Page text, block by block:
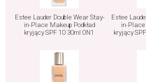
Estee Lauder Double Wear Stay-
in-Place Makeup Podkład
kryjący SPF 10 30ml 0N1
Estee
in-Place
kryjący